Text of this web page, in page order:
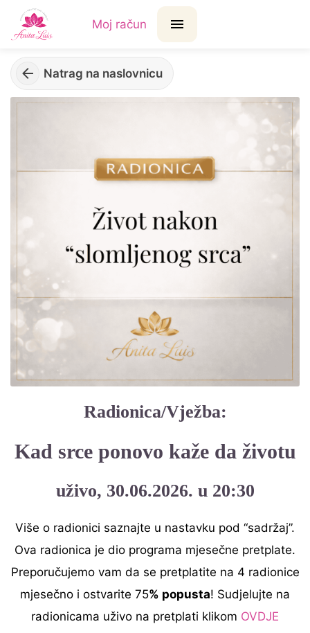
Moj račun
Natrag na naslovnicu
Radionica/Vježba:
Kad srce ponovo kaže da životu
uživo, 30.06.2026. u 20:30
Više o radionici saznajte u nastavku pod “sadržaj”.
Ova radionica je dio programa mjesečne pretplate.
Preporučujemo vam da se pretplatite na 4 radionice
mjesečno i ostvarite 75% popusta! Sudjelujte na
radionicama uživo na pretplati klikom OVDJE